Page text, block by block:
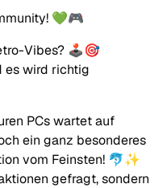
💚🎮
Vibes? 🕹️🎯
es wird richtig
PCs wartet auf
ein ganz besonderes
vom Feinsten! 🐬✨
gefragt, sondern